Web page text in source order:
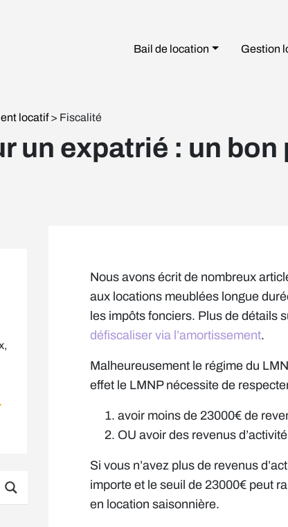
Bail de location Gestion
locatif> Fiscalité
un expatrié : un bon
Nous avons écrit de nombreux
aux locations meublées longue
les impôts fonciers. Plus de détails
défiscaliser via l’amortissement.
Malheureusement le régime du
effet le LMNP nécessite de
avoir moins de 23000€ de
OU avoir des revenus d’activité
Si vous n’avez plus de revenus
importe et le seuil de 23000€ peut
en location saisonnière.